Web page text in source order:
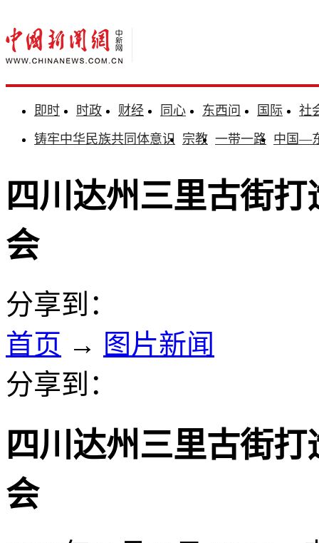
即时 时政 财经 同心 东西问 国际
社
铸牢中华民族共同体意识 宗教 一带一路 中国—
四川达州三里古街
会
分享到：
首页 → 图片新闻
分享到：
四川达州三里古街
会